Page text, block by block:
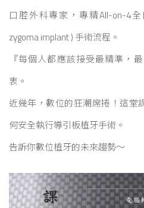
口腔外科專家，專精All-on-4
zygoma implant ) 手術流程。
『每個人都應該接受最精準，
衷。
近幾年，數位的狂潮席捲！這堂
何安全執行導引板植牙手術。
告訴你數位植牙的未來趨勢～